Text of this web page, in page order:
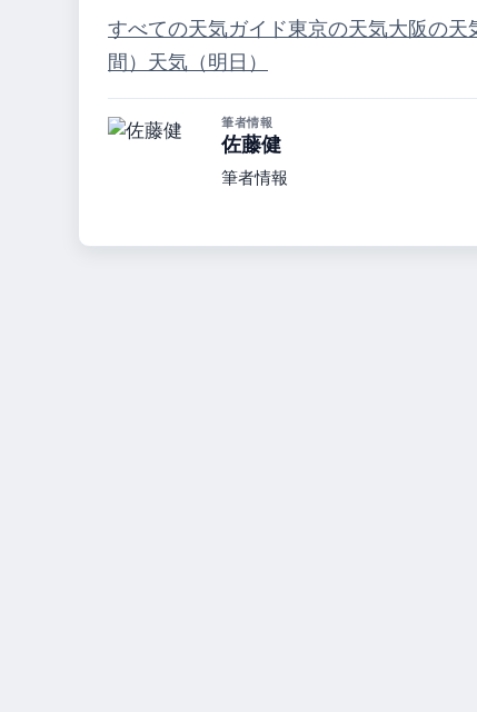
すべての天気ガイド東京の天気大阪の天
間） 天気（明日）
筆者情報
佐藤健
筆者情報